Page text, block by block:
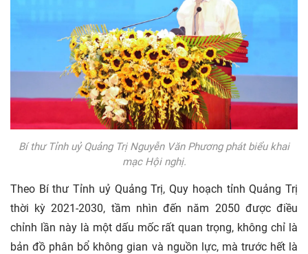
Bí thư Tỉnh uỷ Quảng Trị Nguyễn Văn Phương phát biểu khai
mạc Hội nghị.
Theo Bí thư Tỉnh uỷ Quảng Trị, Quy hoạch tỉnh Quảng Trị
thời kỳ 2021-2030, tầm nhìn đến năm 2050 được điều
chỉnh lần này là một dấu mốc rất quan trọng, không chỉ là
bản đồ phân bổ không gian và nguồn lực, mà trước hết là